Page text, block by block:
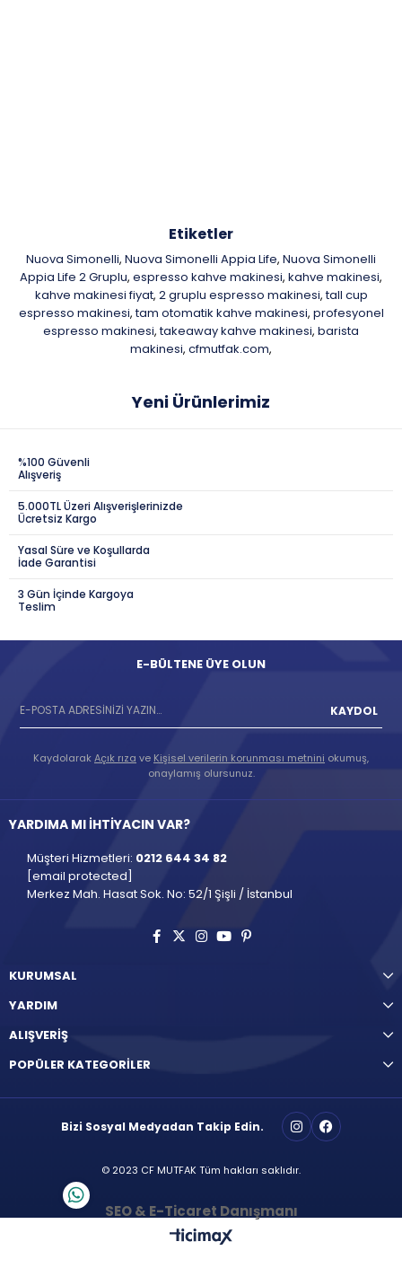
Etiketler
Nuova Simonelli, Nuova Simonelli Appia Life, Nuova Simonelli
Appia Life 2 Gruplu, espresso kahve makinesi, kahve makinesi,
kahve makinesi fiyat, 2 gruplu espresso makinesi, tall cup
espresso makinesi, tam otomatik kahve makinesi, profesyonel
espresso makinesi, takeaway kahve makinesi, barista
makinesi, cfmutfak.com,
Yeni Ürünlerimiz
%100 Güvenli
Alışveriş
5.000TL Üzeri Alışverişlerinizde
Ücretsiz Kargo
Yasal Süre ve Koşullarda
İade Garantisi
3 Gün İçinde Kargoya
Teslim
E-BÜLTENE ÜYE OLUN
KAYDOL
KaydolarakAçık rıza ve Kişisel verilerin korunması metnini okumuş,
onaylamış olursunuz.
YARDIMA MI İHTİYACIN VAR?
Müşteri Hizmetleri: 0212 644 34 82
[email protected]
Merkez Mah. Hasat Sok. No: 52/1 Şişli / İstanbul
KURUMSAL
YARDIM
ALIŞVERİŞ
POPÜLER KATEGORİLER
Bizi Sosyal Medyadan Takip Edin.
© 2023 CF MUTFAK Tüm hakları saklıdır.
SEO & E-Ticaret Danışmanı